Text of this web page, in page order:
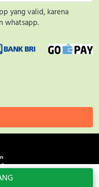
yang valid, karena
whatsapp.